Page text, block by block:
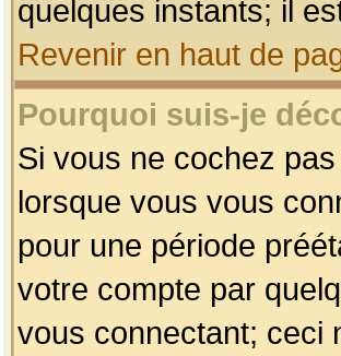
quelques instants; il
Revenir en haut de
Pourquoi suis-je
Si vous ne cochez
lorsque vous vous
pour une période
votre compte par
vous connectant; ceci